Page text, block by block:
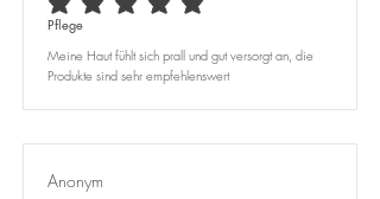
durchschnittliches Rating ist 5 von 5
Pflege
Meine Haut fühlt sich prall und gut versorgt an, die
Produkte sind sehr empfehlenswert
Anonym